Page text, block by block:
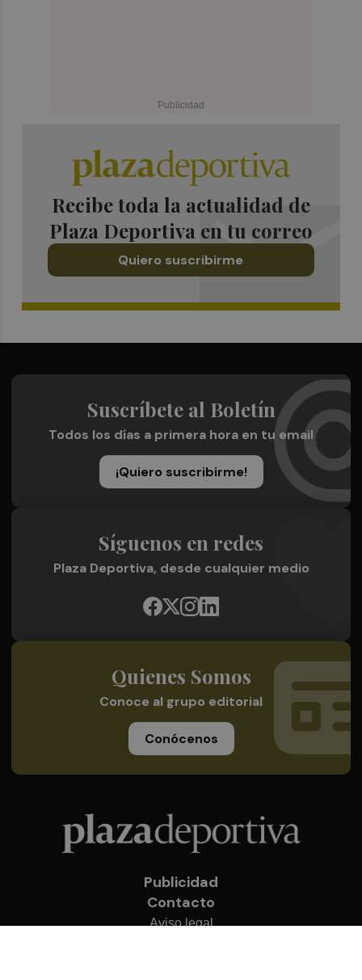
Recibe toda la actualidad de
Plaza Deportiva en tu correo
Quiero suscribirme
Suscríbete al Boletín
Todos los días a primera hora en tu email
¡Quiero suscribirme!
Síguenos en redes
Plaza Deportiva, desde cualquier medio
Quienes Somos
Conoce al grupo editorial
Conócenos
Publicidad
Contacto
Aviso legal